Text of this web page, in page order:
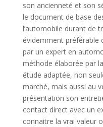
son ancienneté et son
le document de base
l’automobile durant de
évidemment préférable
par un expert en
méthode élaborée par
étude adaptée, non
marché, mais aussi au
présentation son
contact direct avec un
connaitre la vrai valeur